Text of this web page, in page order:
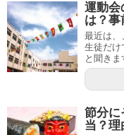
運動会
は？事
最近は、
生徒だけ
と聞き
節分に
当？理